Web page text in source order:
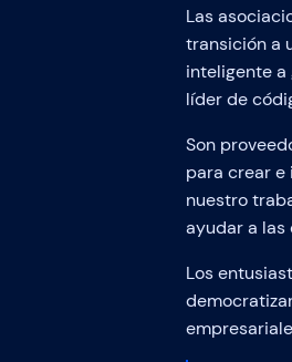
Las
transición a
inteligente a
líder de
Son
para crear e
nuestro
ayudar a las
Los